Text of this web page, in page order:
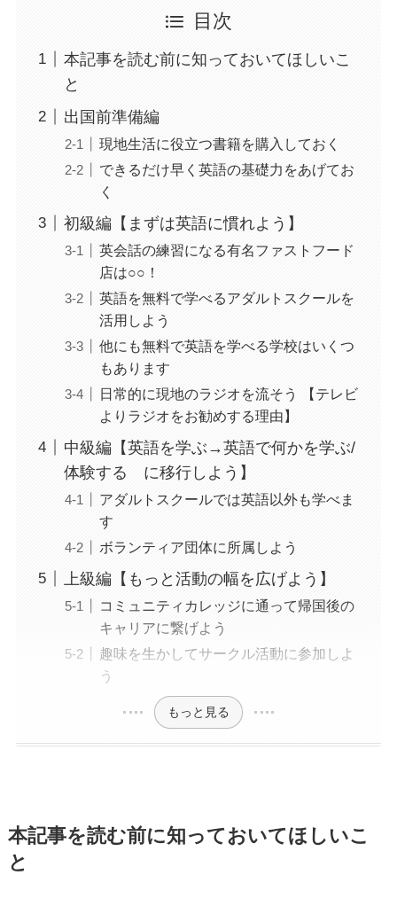
目次
本記事を読む前に知っておいてほしいこ
と
出国前準備編
現地生活に役立つ書籍を購入しておく
できるだけ早く英語の基礎力をあげてお
く
初級編【まずは英語に慣れよう】
英会話の練習になる有名ファストフード
店は○○！
英語を無料で学べるアダルトスクールを
活用しよう
他にも無料で英語を学べる学校はいくつ
もあります
日常的に現地のラジオを流そう 【テレビ
よりラジオをお勧めする理由】
中級編【英語を学ぶ→英語で何かを学ぶ/
体験する に移行しよう】
アダルトスクールでは英語以外も学べま
す
ボランティア団体に所属しよう
上級編【もっと活動の幅を広げよう】
コミュニティカレッジに通って帰国後の
キャリアに繋げよう
趣味を生かしてサークル活動に参加しよ
う
もっと見る
本記事を読む前に知っておいてほしいこ
と